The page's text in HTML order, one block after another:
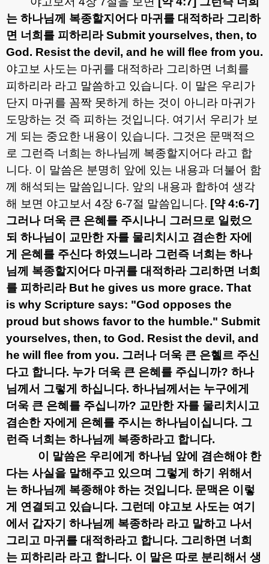
는 하나님께 복종할지어다 마귀를 대적하라 그리하
면 너희를 피하리라Submit yourselves, then, to
God. Resist the devil, and he will flee from you.
야고보 사도는 마귀를 대적하라 그리하면 너희를
피하리라 라고 말씀하고 있습니다. 이 말은 우리가
단지 마귀를 꼼짝 못하게 하는 것이 아니라 마귀가
도망하는 것 즉 피하는 것입니다. 여기서 우리가 보
게 되는 중요한 내용이 있습니다. 그것은 문맥적으
로 그런즉 너희는 하나님께 복종할지어다 라고 합
니다. 이 말씀은 분명히 앞에 있는 내용과 더불어 함
께 해석되는 말씀입니다. 앞의 내용과 합하여 생각
해 보면 야고보서 4장 6-7절 말씀입니다. [약4:6-7]
그러나 더욱 큰 은혜를 주시나니 그러므로 일렀으
되 하나님이 교만한 자를 물리치시고 겸손한 자에
게 은혜를 주신다 하였느니라 그런즉 너희는 하나
님께 복종할지어다 마귀를 대적하라 그리하면 너희
를 피하리라But he gives us more grace. That
is why Scripture says: "God opposes the
proud but shows favor to the humble." Submit
yourselves, then, to God. Resist the devil, and
he will flee from you. 그러나 더욱 큰 은혤르 주신
다고 합니다. 누가 더욱 큰 은혜를 주십니까? 하나
님께서 그렇게 하십니다. 하나님께서는 누구에게
더욱 큰 은혜를 주십니까? 교만한 자를 물리치시고
겸손한 자에게 은혜를 주시는 하나님이십니다. 그
런즉 너희는 하나님께 복종하라고 합니다.
이 말씀은 우리에게 하나님 앞에 겸손해야 한
다는 사실을 말해주고 있으며 그렇게 하기 위해서
는 하나님께 복종해야 하는 것입니다. 문맥은 이렇
게 연결되고 있습니다. 그런데 야고보 사도는 여기
에서 갑자기 하나님께 복종하라 라고 말하고 나서
그리고 마귀를 대적하라고 합니다. 그리하면 너희
는 피하리라 라고 합니다. 이 말은 따로 분리해서 생